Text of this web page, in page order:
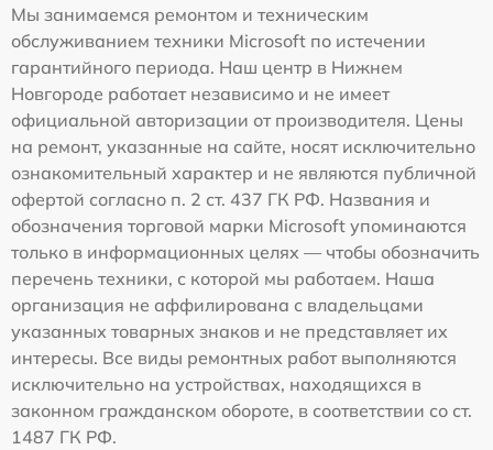
Мы занимаемся ремонтом и техническим
обслуживанием техники Microsoft по истечении
гарантийного периода. Наш центр в Нижнем
Новгороде работает независимо и не имеет
официальной авторизации от производителя. Цены
на ремонт, указанные на сайте, носят исключительно
ознакомительный характер и не являются публичной
офертой согласно п. 2 ст. 437 ГК РФ. Названия и
обозначения торговой марки Microsoft упоминаются
только в информационных целях — чтобы обозначить
перечень техники, с которой мы работаем. Наша
организация не аффилирована с владельцами
указанных товарных знаков и не представляет их
интересы. Все виды ремонтных работ выполняются
исключительно на устройствах, находящихся в
законном гражданском обороте, в соответствии со ст.
1487 ГК РФ.